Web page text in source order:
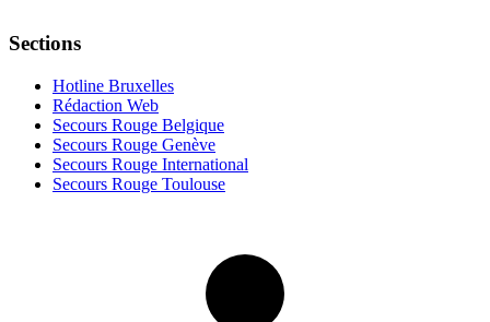
Sections
Hotline Bruxelles
Rédaction Web
Secours Rouge Belgique
Secours Rouge Genève
Secours Rouge International
Secours Rouge Toulouse